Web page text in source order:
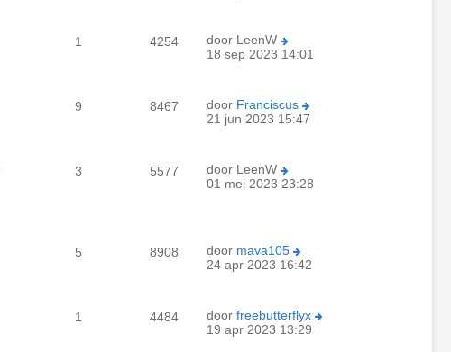
1 4254 door LeenW
18 sep 2023 14:01
9 8467 door Franciscus
21 jun 2023 15:47
3 5577 door LeenW
01 mei 2023 23:28
5 8908 door mava105
24 apr 2023 16:42
1 4484 door freebutterflyx
19 apr 2023 13:29